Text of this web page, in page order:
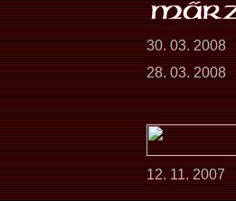
30. 03. 2008
28. 03. 2008
12. 11. 2007